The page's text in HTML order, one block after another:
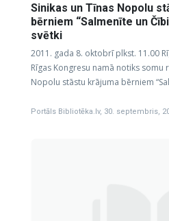
Sinikas un Tīnas Nopolu
bērniem “Salmenīte un
svētki
2011. gada 8. oktobrī plkst. 11.00
Rīgas Kongresu namā notiks somu
Nopolu stāstu krājuma bērniem
Portāls Bibliotēka.lv, 30. septembris,